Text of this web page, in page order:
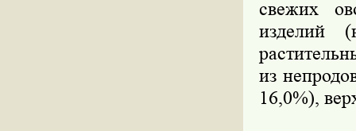
свежих
изделий
из
16,0%),